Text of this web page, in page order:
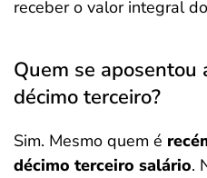
receber o valor integral
Quem se
décimo terceiro?
Sim. Mesmo quem é
décimo terceiro salário.